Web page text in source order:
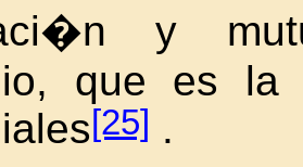
y
que es la
[25] .